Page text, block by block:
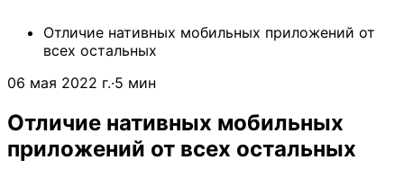
Отличие нативных мобильных приложений от
всех остальных
06 мая 2022 г.·5 мин
Отличие нативных мобильных
приложений от всех остальных